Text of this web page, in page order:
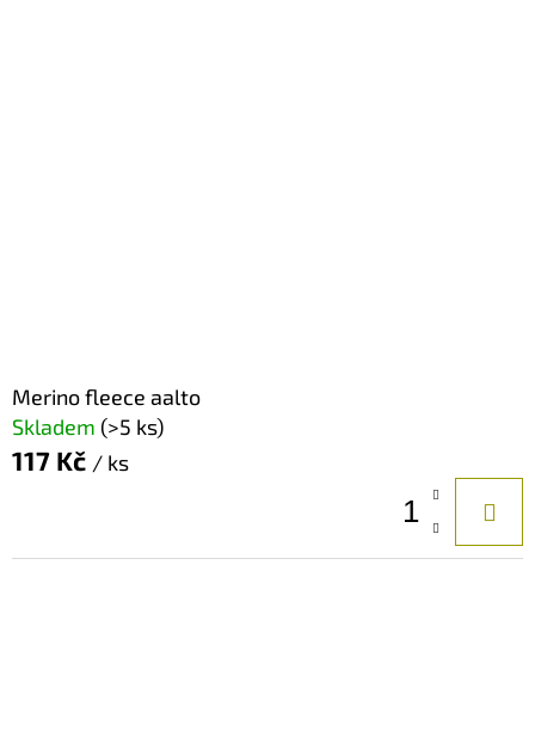
Merino fleece aalto
Skladem (>5 ks)
117 Kč / ks